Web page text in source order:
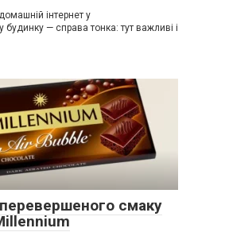
інтернет у
будинку — справа тонка: тут важливі і
смаку